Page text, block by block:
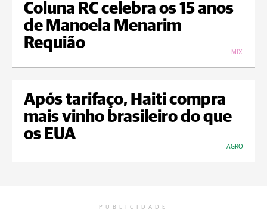
Coluna RC celebra os 15 anos
de Manoela Menarim
Requião
MIX
Após tarifaço, Haiti compra
mais vinho brasileiro do que
os EUA
AGRO
PUBLICIDADE